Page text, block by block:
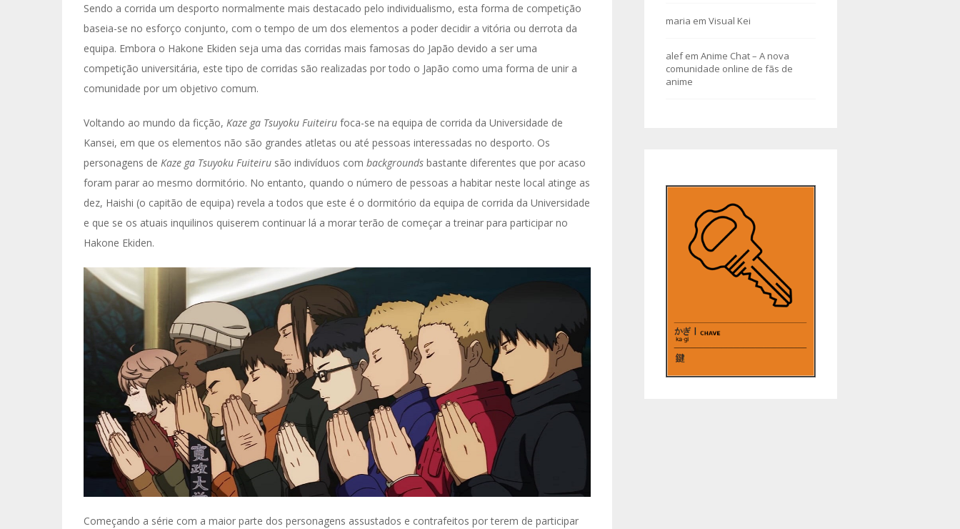
Sendo a corrida um desporto normalmente mais destacado pelo individualismo, esta forma de competição
baseia-se no esforço conjunto, com o tempo de um dos elementos a poder decidir a vitória ou derrota da
equipa. Embora o Hakone Ekiden seja uma das corridas mais famosas do Japão devido a ser uma
competição universitária, este tipo de corridas são realizadas por todo o Japão como uma forma de unir a
comunidade por um objetivo comum.
Voltando ao mundo da ficção, Kaze ga Tsuyoku Fuiteiru foca-se na equipa de corrida da Universidade de
Kansei, em que os elementos não são grandes atletas ou até pessoas interessadas no desporto. Os
personagens de Kaze ga Tsuyoku Fuiteiru são indivíduos com backgrounds bastante diferentes que por acaso
foram parar ao mesmo dormitório. No entanto, quando o número de pessoas a habitar neste local atinge as
dez, Haishi (o capitão de equipa) revela a todos que este é o dormitório da equipa de corrida da Universidade
e que se os atuais inquilinos quiserem continuar lá a morar terão de começar a treinar para participar no
Hakone Ekiden.
Começando a série com a maior parte dos personagens assustados e contrafeitos por terem de participar
maria em Visual Kei
alefem Anime Chat – A nova
comunidade online de fãs de
anime